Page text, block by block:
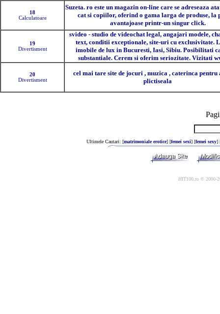
18
Calculatoare
Suzeta. ro este un magazin on-line care se adreseaza
cat si copiilor, oferind o gama larga de produse, la
avantajoase printr-un singur click.
19
Divertisment
svideo - studio de videochat legal, angajari modele,
text, conditii exceptionale, site-uri cu exclusivitate.
imobile de lux in Bucuresti, Iasi, Sibiu. Posibilitati
substantiale. Cerem si oferim seriozitate. Vizitati
20
Divertisment
cel mai tare site de jocuri , muzica , caterinca pentru
plictiseala
Ultimele Cautari: [matrimoniale erotice] [femei sexi] [femei sexy]
HIT100.ro © 2000-